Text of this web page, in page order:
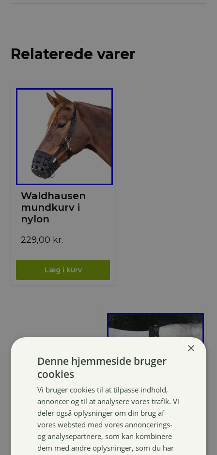
Relaterede varer
Waldhausen
mundkurv i
nylon
229,00 kr.
4horses Aspekt
Longerings/kør
egjord
×
Denne hjemmeside bruger
cookies
Vi bruger cookies til at tilpasse indhold,
annoncer og til at analysere vores trafik. Vi
deler også oplysninger om din brug af
vores websted med vores annoncerings-
og analysepartnere, som kan kombinere
dem med andre oplysninger, som du har